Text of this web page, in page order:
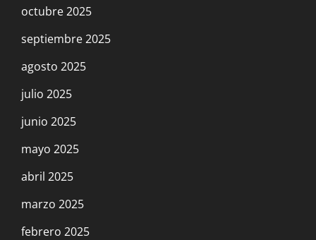
octubre 2025
septiembre 2025
agosto 2025
julio 2025
junio 2025
mayo 2025
abril 2025
marzo 2025
febrero 2025